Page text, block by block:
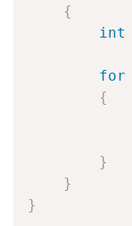
{
int
for
{
}
}
}